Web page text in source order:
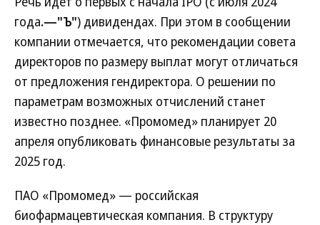
года.—"Ъ") дивидендах. При этом в сообщении
компании отмечается, что рекомендации совета
директоров по размеру выплат могут отличаться
от предложения гендиректора. О решении по
параметрам возможных отчислений станет
известно позднее. «Промомед» планирует 20
апреля опубликовать финансовые результаты за
2025 год.
ПАО «Промомед» — российская
биофармацевтическая компания. В структуру